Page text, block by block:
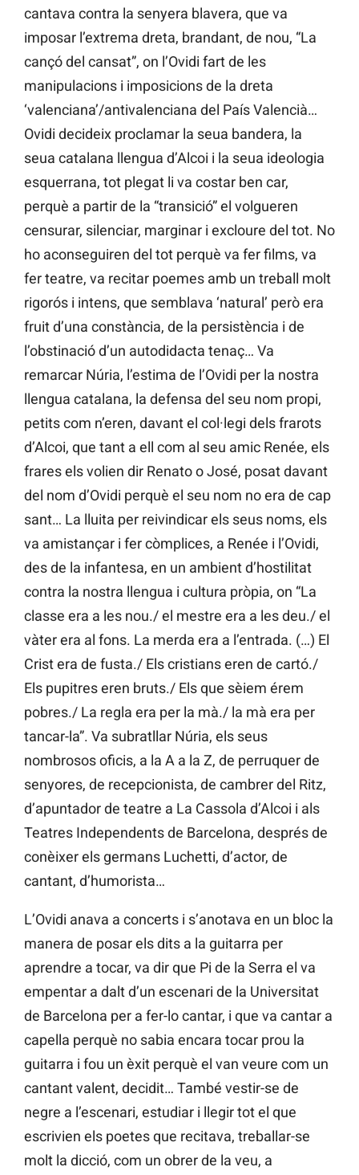
cantava contra la senyera blavera, que va
imposar l’extrema dreta, brandant, de nou, “La
cançó del cansat”, on l’Ovidi fart de les
manipulacions i imposicions de la dreta
‘valenciana’/antivalenciana del País Valencià…
Ovidi decideix proclamar la seua bandera, la
seua catalana llengua d’Alcoi i la seua ideologia
esquerrana, tot plegat li va costar ben car,
perquè a partir de la “transició” el volgueren
censurar, silenciar, marginar i excloure del tot. No
ho aconseguiren del tot perquè va fer films, va
fer teatre, va recitar poemes amb un treball molt
rigorós i intens, que semblava ‘natural’ però era
fruit d’una constància, de la persistència i de
l’obstinació d’un autodidacta tenaç… Va
remarcar Núria, l’estima de l’Ovidi per la nostra
llengua catalana, la defensa del seu nom propi,
petits com n’eren, davant el col·legi dels frarots
d’Alcoi, que tant a ell com al seu amic Renée, els
frares els volien dir Renato o José, posat davant
del nom d’Ovidi perquè el seu nom no era de cap
sant… La lluita per reivindicar els seus noms, els
va amistançar i fer còmplices, a Renée i l’Ovidi,
des de la infantesa, en un ambient d’hostilitat
contra la nostra llengua i cultura pròpia, on “La
classe era a les nou./ el mestre era a les deu./ el
vàter era al fons. La merda era a l’entrada. (…) El
Crist era de fusta./ Els cristians eren de cartó./
Els pupitres eren bruts./ Els que sèiem érem
pobres./ La regla era per la mà./ la mà era per
tancar-la”. Va subratllar Núria, els seus
nombrosos oficis, a la A a la Z, de perruquer de
senyores, de recepcionista, de cambrer del Ritz,
d’apuntador de teatre a La Cassola d’Alcoi i als
Teatres Independents de Barcelona, després de
conèixer els germans Luchetti, d’actor, de
cantant, d’humorista…
L’Ovidi anava a concerts i s’anotava en un bloc la
manera de posar els dits a la guitarra per
aprendre a tocar, va dir que Pi de la Serra el va
empentar a dalt d’un escenari de la Universitat
de Barcelona per a fer-lo cantar, i que va cantar a
capella perquè no sabia encara tocar prou la
guitarra i fou un èxit perquè el van veure com un
cantant valent, decidit… També vestir-se de
negre a l’escenari, estudiar i llegir tot el que
escrivien els poetes que recitava, treballar-se
molt la dicció, com un obrer de la veu, a